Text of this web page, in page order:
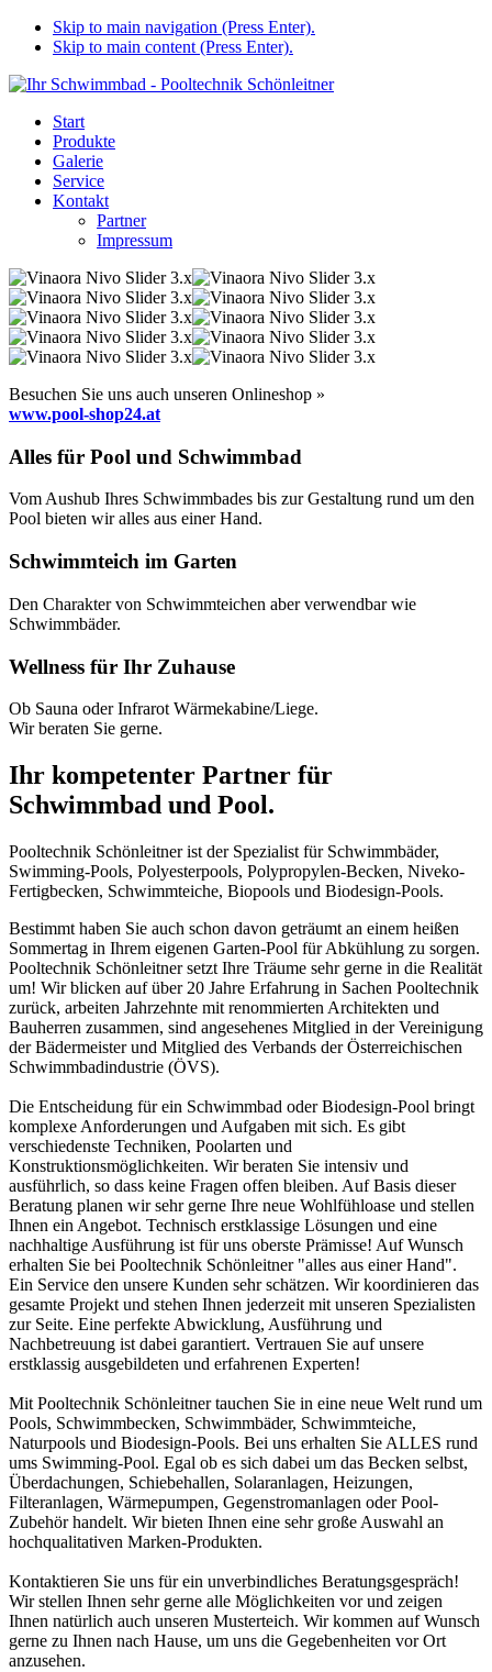
Skip to main navigation (Press Enter).
Skip to main content (Press Enter).
Start
Produkte
Galerie
Service
Kontakt
Partner
Impressum
Besuchen Sie uns auch unseren Onlineshop »
www.pool-shop24.at
Alles für Pool und Schwimmbad
Vom Aushub Ihres Schwimmbades bis zur Gestaltung rund um den
Pool bieten wir alles aus einer Hand.
Schwimmteich im Garten
Den Charakter von Schwimmteichen aber verwendbar wie
Schwimmbäder.
Wellness für Ihr Zuhause
Ob Sauna oder Infrarot Wärmekabine/Liege.
Wir beraten Sie gerne.
Ihr kompetenter Partner für
Schwimmbad und Pool.
Pooltechnik Schönleitner ist der Spezialist für Schwimmbäder,
Swimming-Pools, Polyesterpools, Polypropylen-Becken, Niveko-
Fertigbecken, Schwimmteiche, Biopools und Biodesign-Pools.
Bestimmt haben Sie auch schon davon geträumt an einem heißen
Sommertag in Ihrem eigenen Garten-Pool für Abkühlung zu sorgen.
Pooltechnik Schönleitner setzt Ihre Träume sehr gerne in die Realität
um! Wir blicken auf über 20 Jahre Erfahrung in Sachen Pooltechnik
zurück, arbeiten Jahrzehnte mit renommierten Architekten und
Bauherren zusammen, sind angesehenes Mitglied in der Vereinigung
der Bädermeister und Mitglied des Verbands der Österreichischen
Schwimmbadindustrie (ÖVS).
Die Entscheidung für ein Schwimmbad oder Biodesign-Pool bringt
komplexe Anforderungen und Aufgaben mit sich. Es gibt
verschiedenste Techniken, Poolarten und
Konstruktionsmöglichkeiten. Wir beraten Sie intensiv und
ausführlich, so dass keine Fragen offen bleiben. Auf Basis dieser
Beratung planen wir sehr gerne Ihre neue Wohlfühloase und stellen
Ihnen ein Angebot. Technisch erstklassige Lösungen und eine
nachhaltige Ausführung ist für uns oberste Prämisse! Auf Wunsch
erhalten Sie bei Pooltechnik Schönleitner "alles aus einer Hand".
Ein Service den unsere Kunden sehr schätzen. Wir koordinieren das
gesamte Projekt und stehen Ihnen jederzeit mit unseren Spezialisten
zur Seite. Eine perfekte Abwicklung, Ausführung und
Nachbetreuung ist dabei garantiert. Vertrauen Sie auf unsere
erstklassig ausgebildeten und erfahrenen Experten!
Mit Pooltechnik Schönleitner tauchen Sie in eine neue Welt rund um
Pools, Schwimmbecken, Schwimmbäder, Schwimmteiche,
Naturpools und Biodesign-Pools. Bei uns erhalten Sie ALLES rund
ums Swimming-Pool. Egal ob es sich dabei um das Becken selbst,
Überdachungen, Schiebehallen, Solaranlagen, Heizungen,
Filteranlagen, Wärmepumpen, Gegenstromanlagen oder Pool-
Zubehör handelt. Wir bieten Ihnen eine sehr große Auswahl an
hochqualitativen Marken-Produkten.
Kontaktieren Sie uns für ein unverbindliches Beratungsgespräch!
Wir stellen Ihnen sehr gerne alle Möglichkeiten vor und zeigen
Ihnen natürlich auch unseren Musterteich. Wir kommen auf Wunsch
gerne zu Ihnen nach Hause, um uns die Gegebenheiten vor Ort
anzusehen.